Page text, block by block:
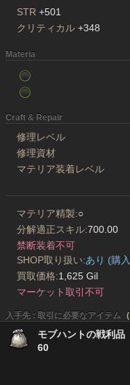
STR +501
クリティカル +348
Materia
Craft & Repair
修理レベル
修理資材
マテリア装着レベル
マテリア精製:○
分解適正スキル:700.00
禁断装着不可
SHOP取り扱い:あり (購
買取価格:1,625 Gil
マーケット取引不可
入手先 : 取引に必要なアイテム (
モブハントの戦利品
60